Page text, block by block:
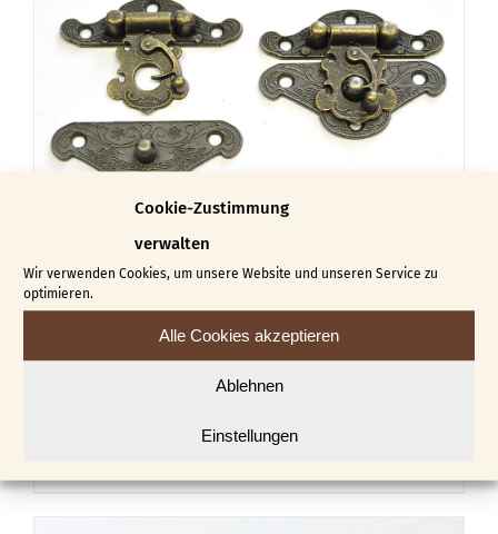
Cookie-Zustimmung
verwalten
Wir verwenden Cookies, um unsere Website und unseren Service zu
optimieren.
Alle Cookies akzeptieren
Ablehnen
Einstellungen
Rasthakenverschluss 3